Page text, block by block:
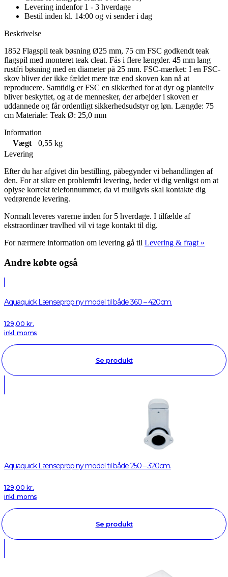
Levering indenfor 1 - 3 hverdage
Bestil inden kl. 14:00 og vi sender i dag
Beskrivelse
1852 Flagspil teak bøsning Ø25 mm, 75 cm FSC godkendt teak
flagspil med monteret teak cleat. Fås i flere længder. 45 mm lang
rustfri bøsning med en diameter på 25 mm. FSC-mærket: I en FSC-
skov bliver der ikke fældet mere træ end skoven kan nå at
reproducere. Samtidig er FSC en sikkerhed for at dyr og planteliv
bliver beskyttet, og at de mennesker, der arbejder i skoven er
uddannede og får ordentligt sikkerhedsudstyr og løn. Længde: 75
cm Materiale: Teak Ø: 25,0 mm
Information
Vægt
0,55 kg
Levering
Efter du har afgivet din bestilling, påbegynder vi behandlingen af
den. For at sikre en problemfri levering, beder vi dig venligst om at
oplyse korrekt telefonnummer, da vi muligvis skal kontakte dig
vedrørende levering.
Normalt leveres varerne inden for 5 hverdage. I tilfælde af
ekstraordinær travlhed vil vi tage kontakt til dig.
For nærmere information om levering gå til Levering & fragt »
Andre købte også
Aquaquick Lænseprop ny model til både 360 – 420cm.
129,00 kr.
inkl. moms
Se produkt
Aquaquick Lænseprop ny model til både 250 – 320cm.
129,00 kr.
inkl. moms
Se produkt